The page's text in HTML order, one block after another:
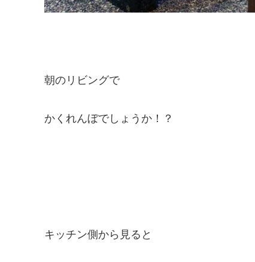
朝のリビングで
かくれんぼでしょうか！？
キッチン側から見ると